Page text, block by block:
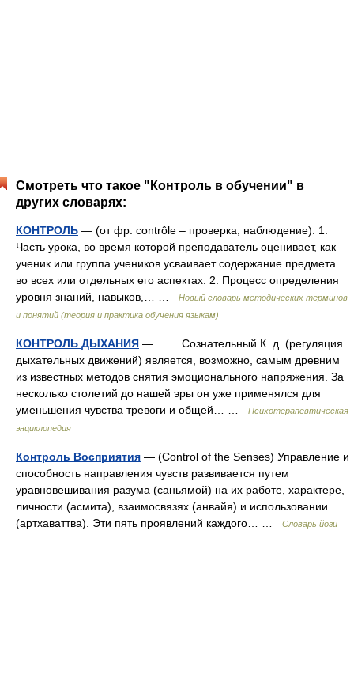
Смотреть что такое "Контроль в обучении" в
других словарях:
КОНТРОЛЬ — (от фр. contrôle – проверка, наблюдение). 1.
Часть урока, во время которой преподаватель оценивает, как
ученик или группа учеников усваивает содержание предмета
во всех или отдельных его аспектах. 2. Процесс определения
уровня знаний, навыков,… …
Новый словарь методических терминов
и понятий (теория и практика обучения языкам)
КОНТРОЛЬ ДЫХАНИЯ — Сознательный К. д. (регуляция
дыхательных движений) является, возможно, самым древним
из известных методов снятия эмоционального напряжения. За
несколько столетий до нашей эры он уже применялся для
уменьшения чувства тревоги и общей… …
Психотерапевтическая
энциклопедия
Контроль Восприятия — (Control of the Senses) Управление и
способность направления чувств развивается путем
уравновешивания разума (саньямой) на их работе, характере,
личности (асмита), взаимосвязях (анвайя) и использовании
(артхаваттва). Эти пять проявлений каждого… …
Словарь йоги